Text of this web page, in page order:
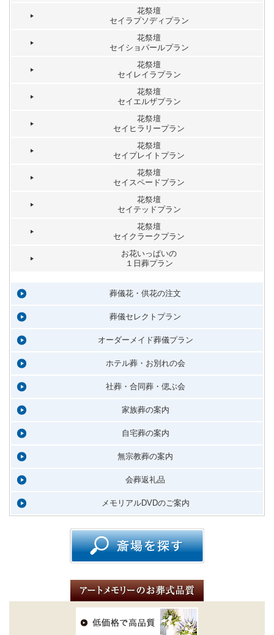
花祭壇
セイラプソディプラン
花祭壇
セイショパールプラン
花祭壇
セイレイラプラン
花祭壇
セイエルザプラン
花祭壇
セイヒラリープラン
花祭壇
セイプレイトプラン
花祭壇
セイスペードプラン
花祭壇
セイテッドプラン
花祭壇
セイクラークプラン
お花いっぱいの
１日葬プラン
葬儀花・供花の注文
葬儀セレクトプラン
オーダーメイド葬儀プラン
ホテル葬・お別れの会
社葬・合同葬・偲ぶ会
家族葬の案内
自宅葬の案内
無宗教葬の案内
会葬返礼品
メモリアルDVDのご案内